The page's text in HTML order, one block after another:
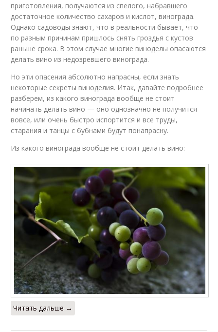
приготовления, получаются из спелого, набравшего
достаточное количество сахаров и кислот, винограда.
Однако садоводы знают, что в реальности бывает, что
по разным причинам пришлось снять гроздья с кустов
раньше срока. В этом случае многие виноделы опасаются
делать вино из недозревшего винограда.
Но эти опасения абсолютно напрасны, если знать
некоторые секреты виноделия. Итак, давайте подробнее
разберем, из какого винограда вообще не стоит
начинать делать вино — оно однозначно не получится
вовсе, или очень быстро испортится и все труды,
старания и танцы с бубнами будут понапрасну.
Из какого винограда вообще не стоит делать вино:
Читать дальше →